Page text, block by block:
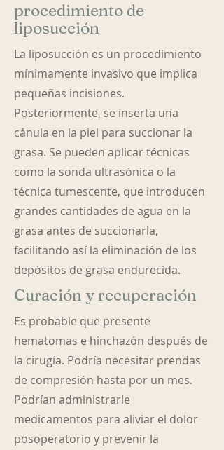
procedimiento de
liposucción
La liposucción es un procedimiento
mínimamente invasivo que implica
pequeñas incisiones.
Posteriormente, se inserta una
cánula en la piel para succionar la
grasa. Se pueden aplicar técnicas
como la sonda ultrasónica o la
técnica tumescente, que introducen
grandes cantidades de agua en la
grasa antes de succionarla,
facilitando así la eliminación de los
depósitos de grasa endurecida.
Curación y recuperación
Es probable que presente
hematomas e hinchazón después de
la cirugía. Podría necesitar prendas
de compresión hasta por un mes.
Podrían administrarle
medicamentos para aliviar el dolor
posoperatorio y prevenir la